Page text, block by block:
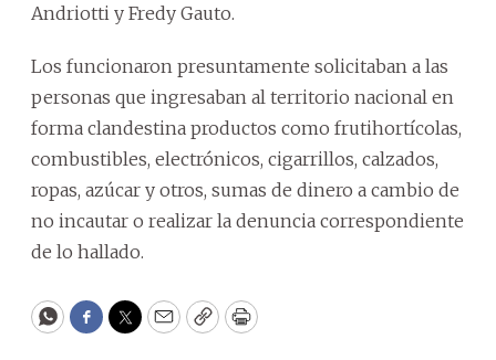
Andriotti y Fredy Gauto.
Los funcionaron presuntamente solicitaban a las
personas que ingresaban al territorio nacional en
forma clandestina productos como frutihortícolas,
combustibles, electrónicos, cigarrillos, calzados,
ropas, azúcar y otros, sumas de dinero a cambio de
no incautar o realizar la denuncia correspondiente
de lo hallado.
WhatsApp
Facebook
Twitter
EmailCopyPrint